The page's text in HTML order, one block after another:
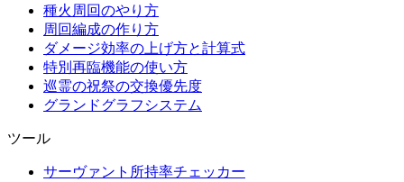
種火周回のやり方
周回編成の作り方
ダメージ効率の上げ方と計算式
特別再臨機能の使い方
巡霊の祝祭の交換優先度
グランドグラフシステム
ツール
サーヴァント所持率チェッカー